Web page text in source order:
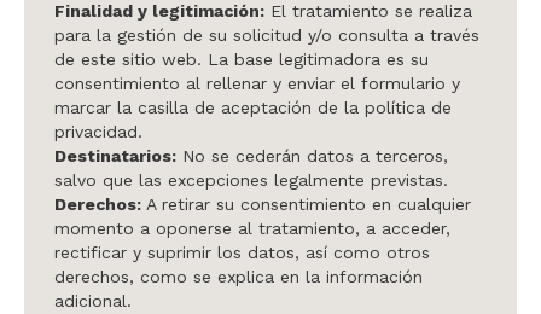
Finalidad y legitimación: El tratamiento se realiza
para la gestión de su solicitud y/o consulta a través
de este sitio web. La base legitimadora es su
consentimiento al rellenar y enviar el formulario y
marcar la casilla de aceptación de la política de
privacidad.
Destinatarios: No se cederán datos a terceros,
salvo que las excepciones legalmente previstas.
Derechos: A retirar su consentimiento en cualquier
momento a oponerse al tratamiento, a acceder,
rectificar y suprimir los datos, así como otros
derechos, como se explica en la información
adicional.